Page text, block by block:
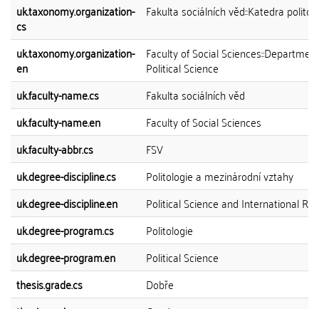
uk.taxonomy.organization-
cs
Fakulta sociálních věd::Katedra
uk.taxonomy.organization-
en
Faculty of Social
Political Science
uk.faculty-name.cs
Fakulta sociálních věd
uk.faculty-name.en
Faculty of Social Sciences
uk.faculty-abbr.cs
FSV
uk.degree-discipline.cs
Politologie a mezinárodní vztahy
uk.degree-discipline.en
Political Science and International
uk.degree-program.cs
Politologie
uk.degree-program.en
Political Science
thesis.grade.cs
Dobře